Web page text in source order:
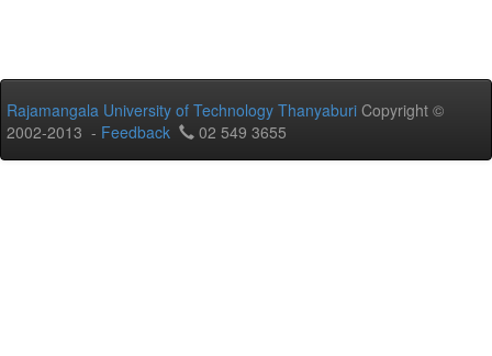
Rajamangala University of Technology Thanyaburi Copyright ©
2002-2013 - Feedback 02 549 3655